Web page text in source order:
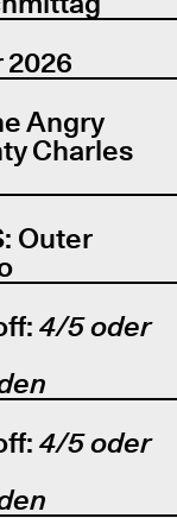
2026
Angry
Charles
Outer
4/5 oder
4/5 oder